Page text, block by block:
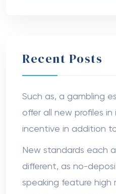
Recent Posts
Such as, a gambling
offer all new profiles
incentive in addition
New standards each
different, as no-
speaking feature high